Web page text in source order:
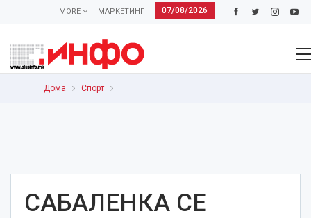
07/08/2026
МАРКЕТИНГ
MORE
Дома Спорт
САБАЛЕНКА СЕ